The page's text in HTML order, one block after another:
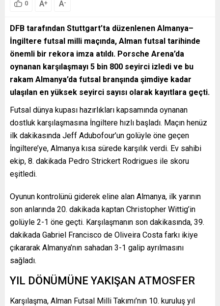
0 A+ A-
DFB tarafından Stuttgart’ta düzenlenen Almanya–
İngiltere futsal milli maçında, Alman futsal tarihinde
önemli bir rekora imza atıldı. Porsche Arena’da
oynanan karşılaşmayı 5 bin 800 seyirci izledi ve bu
rakam Almanya’da futsal branşında şimdiye kadar
ulaşılan en yüksek seyirci sayısı olarak kayıtlara geçti.
Futsal dünya kupası hazırlıkları kapsamında oynanan
dostluk karşılaşmasına İngiltere hızlı başladı. Maçın henüz
ilk dakikasında Jeff Adubofour’un golüyle öne geçen
İngiltere’ye, Almanya kısa sürede karşılık verdi. Ev sahibi
ekip, 8. dakikada Pedro Strickert Rodrigues ile skoru
eşitledi.
Oyunun kontrolünü giderek eline alan Almanya, ilk yarının
son anlarında 20. dakikada kaptan Christopher Wittig’in
golüyle 2-1 öne geçti. Karşılaşmanın son dakikasında, 39.
dakikada Gabriel Francisco de Oliveira Costa farkı ikiye
çıkararak Almanya’nın sahadan 3-1 galip ayrılmasını
sağladı.
YIL DÖNÜMÜNE YAKIŞAN ATMOSFER
Karşılaşma, Alman Futsal Milli Takımı’nın 10. kuruluş yıl